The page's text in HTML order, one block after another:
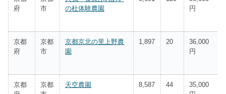
府
市
の杜体験農園
円
京都
府
京都
市
京都京北の里上野農
園
1,897 20
36,000
円
京都
京都
天空農園 8,587 44
35,000